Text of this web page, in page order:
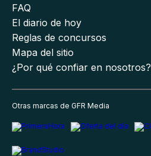
FAQ
El diario de hoy
Reglas de concursos
Mapa del sitio
¿Por qué confiar en nosotros?
Otras marcas de GFR Media